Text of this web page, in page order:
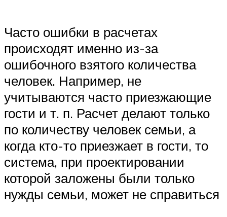
Часто ошибки в расчетах
происходят именно из-за
ошибочного взятого количества
человек. Например, не
учитываются часто приезжающие
гости и т. п. Расчет делают только
по количеству человек семьи, а
когда кто-то приезжает в гости, то
система, при проектировании
которой заложены были только
нужды семьи, может не справиться